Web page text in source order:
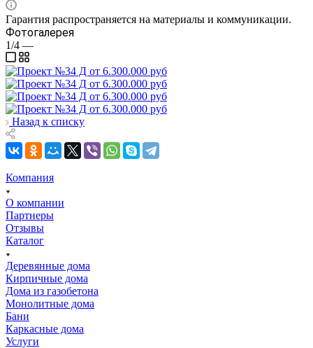
Гарантия распространяется на материалы и коммуникации.
Фотогалерея
1/4 —
Назад к списку
Компания
О компании
Партнеры
Отзывы
Каталог
Деревянные дома
Кирпичные дома
Дома из газобетона
Монолитные дома
Бани
Каркасные дома
Услуги